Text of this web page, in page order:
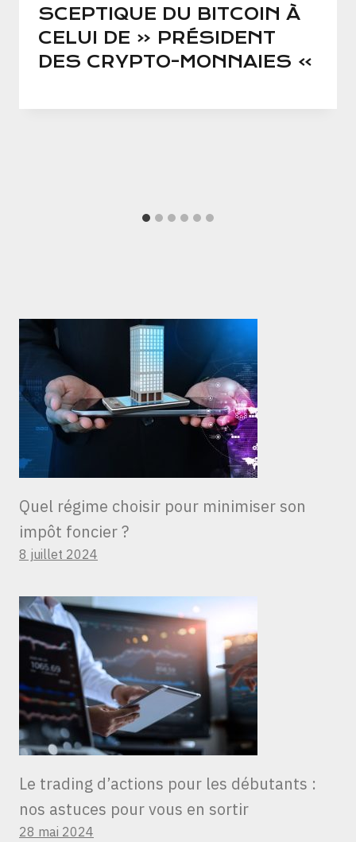
SCEPTIQUE DU BITCOIN À
CELUI DE « PRÉSIDENT
DES CRYPTO-MONNAIES »
Quel régime choisir pour minimiser son
impôt foncier ?
8 juillet 2024
Le trading d’actions pour les débutants :
nos astuces pour vous en sortir
28 mai 2024